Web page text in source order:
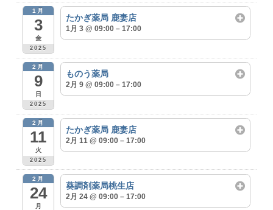
1月
3
金
2025
たかぎ薬局 鹿妻店
1月 3 @ 09:00 – 17:00
2月
9
日
2025
ものう薬局
2月 9 @ 09:00 – 17:00
2月
11
火
2025
たかぎ薬局 鹿妻店
2月 11 @ 09:00 – 17:00
2月
24
月
葵調剤薬局桃生店
2月 24 @ 09:00 – 17:00